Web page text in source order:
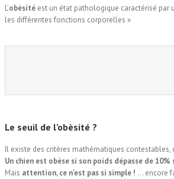
L’obèsité est un état pathologique caractérisé par
les différentes fonctions corporelles »
Le seuil de l’obèsité ?
Il existe des critères mathématiques
Un chien est obèse si son poids dépasse de
Mais attention, ce n’est pas si simple ! … encore